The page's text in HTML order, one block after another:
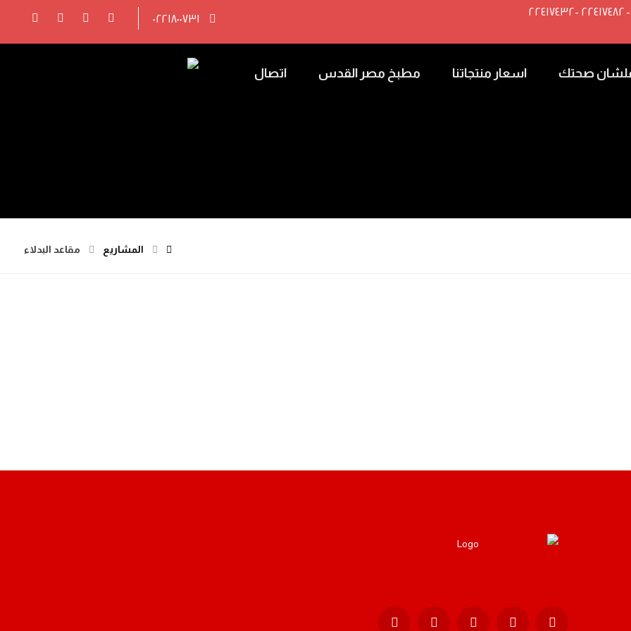
٠٢٢١٨٠٠٧٣١
صحتك اسعار منتجاتنا مطبخ مصر القدس اتصال
المشاريع مقاعد البدلاء